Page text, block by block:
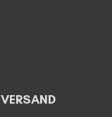
VERSAND